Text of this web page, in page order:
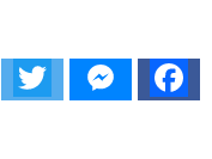
Facebook
Messenger